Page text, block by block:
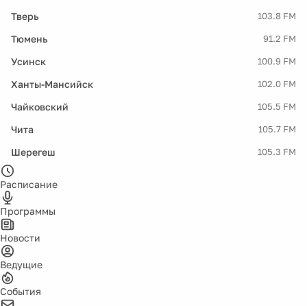
Тверь 103.8 FM
Тюмень 91.2 FM
Усинск 100.9 FM
Ханты-Мансийск 102.0 FM
Чайковский 105.5 FM
Чита 105.7 FM
Шерегеш 105.3 FM
Расписание
Программы
Новости
Ведущие
События